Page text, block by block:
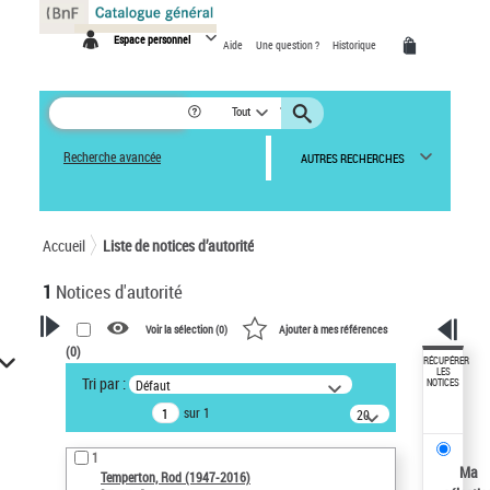
Espace personnel Aide Une question ? Historique
Tout
Recherche avancée AUTRES RECHERCHES
Accueil Liste de notices d’autorité
1 Notices d'autorité
VOTRE RECHERCHE
Recherche avancée dans les
notices d’autorité
Œuvres liées à l'auteur :
Temperton, Rod (1947-2016)
Voir la sélection (0) Ajouter à mes références
(0)
Tri par : Défaut
sur 1
20
résultats/page
1
Temperton, Rod (1947-2016)
RÉCUPÉRER
LES
NOTICES
Ma
Panneau de gestion des cookies